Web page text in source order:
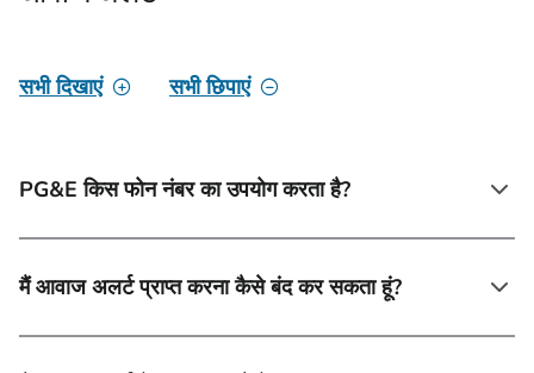
सभी दिखाएं सभी छिपाएं
PG&E किस फोन नंबर का उपयोग करता है?
मैं आवाज अलर्ट प्राप्त करना कैसे बंद कर सकता हूं?